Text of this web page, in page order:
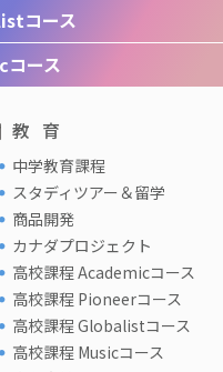
コース
コース
教育
中学教育課程
スタディツアー＆留学
商品開発
カナダプロジェクト
高校課程 Academicコース
高校課程 Pioneerコース
高校課程 Globalistコース
高校課程 Musicコース